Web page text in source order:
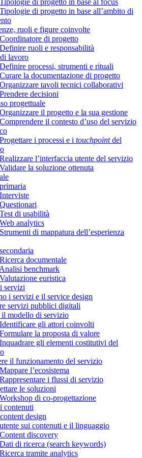
di progetto in base al focus
di progetto in base all’ambito di
ruoli e figure coinvolte
di progetto
ruoli e responsabilità
lavoro
processi, strumenti e rituali
la documentazione di progetto
tavoli tecnici collaborativi
decisioni
progettuale
il progetto e la sua gestione
il contesto d’uso del servizio
i processi e i touchpointdel
l’interfaccia utente del servizio
la soluzione ottenuta
di usabilità
analytics
di mappatura dell’esperienza
documentale
benchmark
euristica
servizi
i servizi e il service design
servizi pubblici digitali
modello di servizio
gli attori coinvolti
la proposta di valore
gli elementi costitutivi del
il funzionamento del servizio
l’ecosistema
i flussi di servizio
le soluzioni
di co-progettazione
contenuti
design
sui contenuti e il linguaggio
discovery
di ricerca (search keywords)
tramite analytics